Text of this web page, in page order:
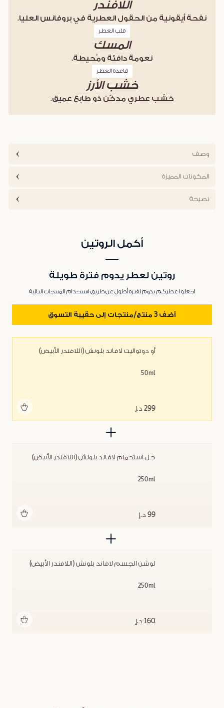
اللافندر
نفحة أيقونية من الحقول العطرية في بروفانس العليا.
قلب العطر
المسك
نعومة دافئة ومُحيطة.
قاعدة العطر
خشب الأرز
خشب عطري مدخّن ذو طابع عميق.
وصف
المكونات المميزة
نصيحة
أكمل الروتين
أو دوتواليت لافاند بلونش (اللافندر الأبيض)
50ml
299 د.إ
جل استحمام لافاند بلونش (اللافندر الأبيض)
250ml
99 د.إ
لوشن الجسم لافاند بلونش (اللافندر الأبيض)
250ml
160 د.إ
روتين لعطر يدوم فترة طويلة
اجعلوا عطركم يدوم لفترة أطول عن طريق استخدام المنتجات التالية
أضف 3 منتج/منتجات إلى حقيبة التسوق